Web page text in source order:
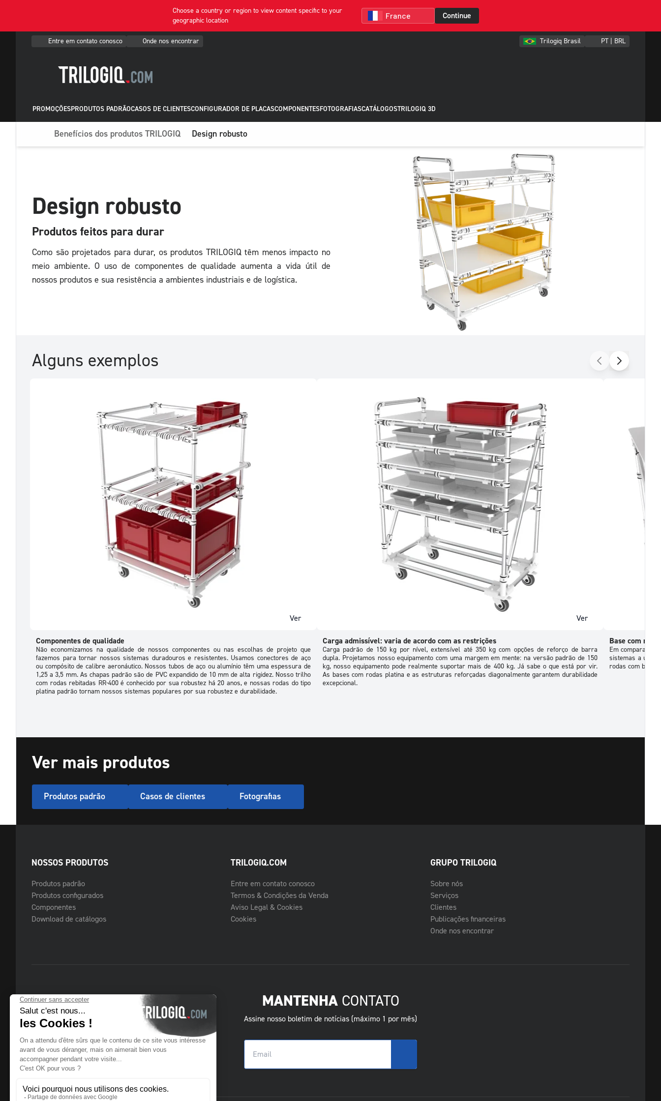
Choose a country or region to view content specific to your
geographic location
Continue
Entre em contato conosco Onde nos encontrar Trilogiq Brasil PT | BRL
PROMOÇÕESPRODUTOS PADRÃOCASOS DE CLIENTESCONFIGURADOR DE PLACASCOMPONENTESFOTOGRAFIASCATÁLOGOSTRILOGIQ 3D
Benefícios dos produtos TRILOGIQ Design robusto
Design robusto
Produtos feitos para durar
Como são projetados para durar, os produtos TRILOGIQ têm menos impacto no
meio ambiente. O uso de componentes de qualidade aumenta a vida útil de
nossos produtos e sua resistência a ambientes industriais e de logística.
Alguns exemplos
Ver
Componentes de qualidade
Não economizamos na qualidade de nossos componentes ou nas escolhas de projeto que
fazemos para tornar nossos sistemas duradouros e resistentes. Usamos conectores de aço
ou compósito de calibre aeronáutico. Nossos tubos de aço ou alumínio têm uma espessura de
1,25 a 3,5 mm. As chapas padrão são de PVC expandido de 10 mm de alta rigidez. Nosso trilho
com rodas rebitadas RR-400 é conhecido por sua robustez há 20 anos, e nossas rodas do tipo
platina padrão tornam nossos sistemas populares por sua robustez e durabilidade.
Ver
Carga admissível: varia de acordo com as restrições
Carga padrão de 150 kg por nível, extensível até 350 kg com opções de reforço de barra
dupla. Projetamos nosso equipamento com uma margem em mente: na versão padrão de 150
kg, nosso equipamento pode realmente suportar mais de 400 kg. Já sabe o que está por vir.
As bases com rodas platina e as estruturas reforçadas diagonalmente garantem durabilidade
excepcional.
Base com
Em comparação
sistemas a um
rodas com
Ver mais produtos
Produtos padrão Casos de clientes Fotografias
NOSSOS PRODUTOS
Produtos padrão
Produtos configurados
Componentes
Download de catálogos
TRILOGIQ.COM
Entre em contato conosco
Termos & Condições da Venda
Aviso Legal & Cookies
Cookies
GRUPO TRILOGIQ
Sobre nós
Serviços
Clientes
Publicações financeiras
Onde nos encontrar
MANTENHACONTATO
Assine nosso boletim de notícias (máximo 1 por mês)